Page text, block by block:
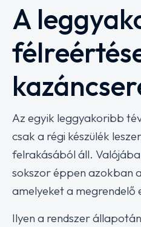
A
Az egyik leggyakoribb
csak a régi készülék
felrakásából áll.
sokszor éppen azokban
amelyeket a megrendelő
Ilyen a rendszer